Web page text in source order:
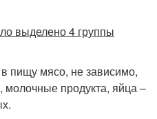
выделено 4 группы
пищу мясо, не зависимо,
продукта, яйца –